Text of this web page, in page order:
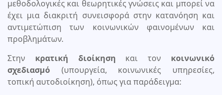
μεθοδολογικές και θεωρητικές γνώσεις και μπορεί να
έχει μια διακριτή συνεισφορά στην κατανόηση και
αντιμετώπιση των κοινωνικών φαινομένων και
προβλημάτων.
Στην κρατική διοίκηση και τον κοινωνικό
σχεδιασμό (υπουργεία, κοινωνικές υπηρεσίες,
τοπική αυτοδιοίκηση), όπως για παράδειγμα: